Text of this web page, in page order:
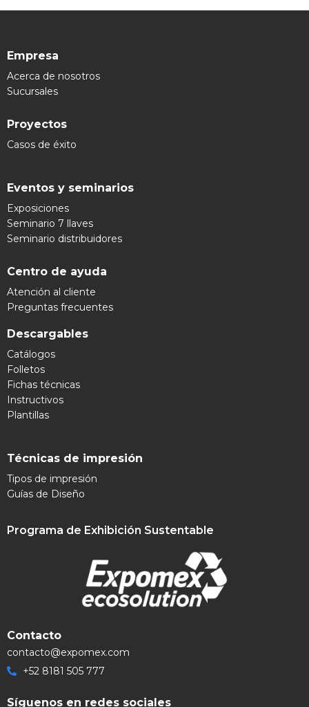
Empresa
Acerca de nosotros
Sucursales
Proyectos
Casos de éxito
Eventos y seminarios
Exposiciones
Seminario 7 llaves
Seminario distribuidores
Centro de ayuda
Atención al cliente
Preguntas frecuentes
Descargables
Catálogos
Folletos
Fichas técnicas
Instructivos
Plantillas
Técnicas de impresión
Tipos de impresión
Guías de Diseño
Programa de Exhibición Sustentable
Contacto
contacto@expomex.com
+52 8181 505 777
Síguenos en redes sociales